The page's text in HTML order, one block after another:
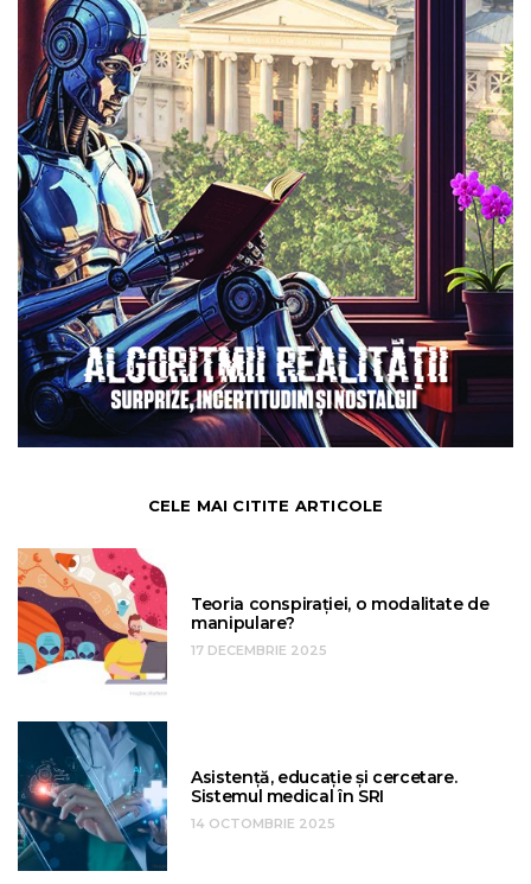
CELE MAI CITITE ARTICOLE
Teoria conspirației, o modalitate de
manipulare?
17 DECEMBRIE 2025
Asistență, educație și cercetare.
Sistemul medical în SRI
14 OCTOMBRIE 2025